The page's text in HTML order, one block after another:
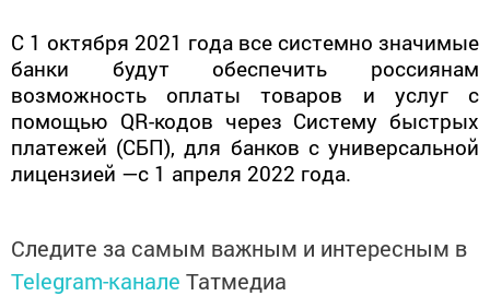
С 1 октября 2021 года все системно значимые
банки будут обеспечить россиянам
возможность оплаты товаров и услуг с
помощью QR-кодов через Систему быстрых
платежей (СБП), для банков с универсальной
лицензией —с 1 апреля 2022 года.
Следите за самым важным и интересным в
Telegram-канале Татмедиа